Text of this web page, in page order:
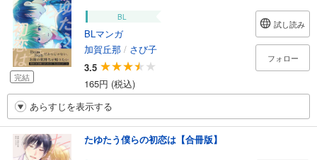
完結
BL
BLマンガ
加賀丘那 / さび子
3.5
165円 (税込)
試し読み
フォロー
あらすじを表示する
たゆたう僕らの初恋は【合冊版】